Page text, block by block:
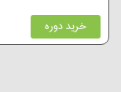
خرید دوره